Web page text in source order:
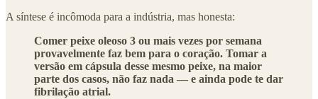
A síntese é incômoda para a indústria, mas honesta:
Comer peixe oleoso 3 ou mais vezes por semana
provavelmente faz bem para o coração. Tomar a
versão em cápsula desse mesmo peixe, na maior
parte dos casos, não faz nada — e ainda pode te dar
fibrilação atrial.